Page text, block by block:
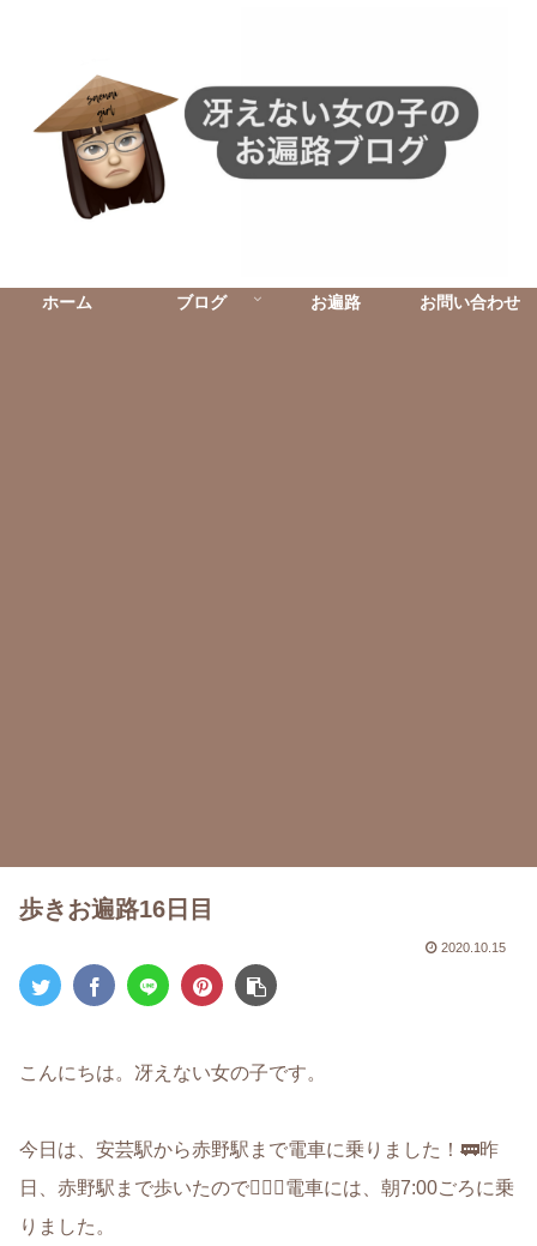
ホーム ブログ お遍路 お問い合わせ
歩きお遍路16日目
2020.10.15
こんにちは。冴えない女の子です。
今日は、安芸駅から赤野駅まで電車に乗りました！🚃昨
日、赤野駅まで歩いたので🚶🏻‍♀️電車には、朝7:00ごろに乗
りました。